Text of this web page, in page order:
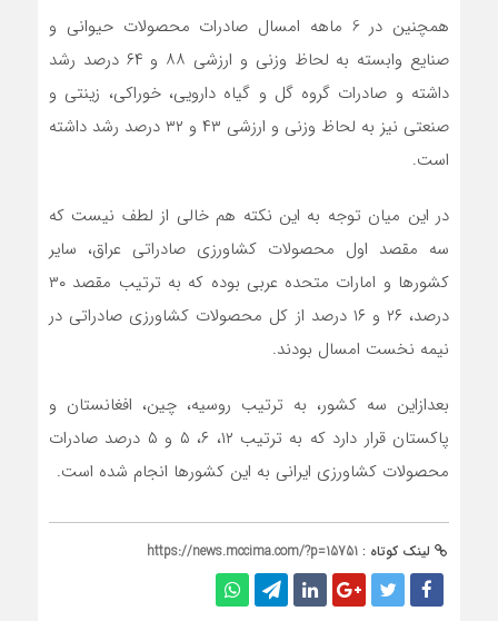
همچنین در 6 ماهه امسال صادرات محصولات حیوانی و
صنایع وابسته به لحاظ وزنی و ارزشی ۸۸ و ۶۴ درصد رشد
داشته و صادرات گروه گل و گیاه دارویی، خوراکی، زینتی و
صنعتی نیز به لحاظ وزنی و ارزشی ۴۳ و ۳۲ درصد رشد داشته
است.
در این میان توجه به این نکته هم خالی از لطف نیست که
سه مقصد اول محصولات کشاورزی صادراتی عراق، سایر
کشورها و امارات متحده عربی بوده که به ترتیب مقصد ۳۰
درصد، ۲۶ و ۱۶ درصد از کل محصولات کشاورزی صادراتی در
نیمه نخست امسال بودند.
بعدازاین سه کشور، به ترتیب روسیه، چین، افغانستان و
پاکستان قرار دارد که به ترتیب ۱۲، ۶، ۵ و ۵ درصد صادرات
محصولات کشاورزی ایرانی به این کشورها انجام شده است.
لینک کوتاه : https://news.mccima.com/?p=15751